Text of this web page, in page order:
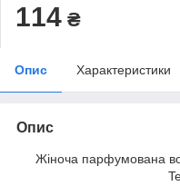
114 ₴
Опис Характеристики
Опис
Жіноча парфумована